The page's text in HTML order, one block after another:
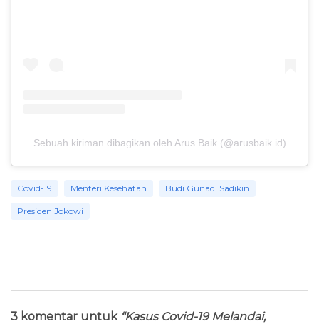
Sebuah kiriman dibagikan oleh Arus Baik (@arusbaik.id)
Covid-19 Menteri Kesehatan Budi Gunadi Sadikin
Presiden Jokowi
3 komentar untuk “Kasus Covid-19 Melandai,